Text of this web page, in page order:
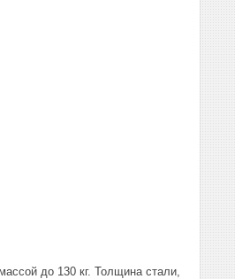
до 130 кг. Толщина стали,